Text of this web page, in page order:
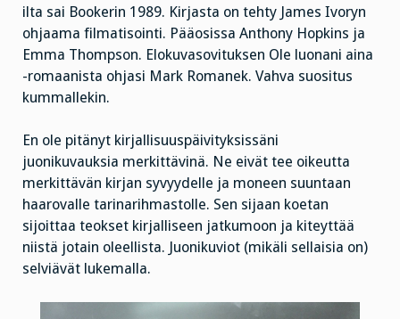
ilta sai Bookerin 1989. Kirjasta on tehty James Ivoryn
ohjaama filmatisointi. Pääosissa Anthony Hopkins ja
Emma Thompson. Elokuvasovituksen Ole luonani aina
-romaanista ohjasi Mark Romanek. Vahva suositus
kummallekin.
En ole pitänyt kirjallisuuspäivityksissäni
juonikuvauksia merkittävinä. Ne eivät tee oikeutta
merkittävän kirjan syvyydelle ja moneen suuntaan
haarovalle tarinarihmastolle. Sen sijaan koetan
sijoittaa teokset kirjalliseen jatkumoon ja kiteyttää
niistä jotain oleellista. Juonikuviot (mikäli sellaisia on)
selviävät lukemalla.